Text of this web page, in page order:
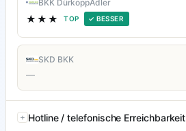
BKK DürkoppAdler
★★★ TOP ✓ BESSER
SKD BKK
—
Hotline / telefonische Erreichbarkeit